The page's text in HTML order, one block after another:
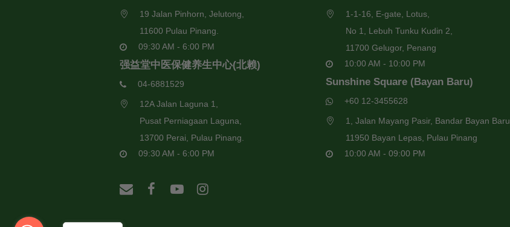
19 Jalan Pinhorn, Jelutong,
11600 Pulau Pinang.
09:30 AM - 6:00 PM
强益堂中医保健养生中心(北赖)
04-6881529
12A Jalan Laguna 1,
Pusat Perniagaan Laguna,
13700 Perai, Pulau Pinang.
09:30 AM - 6:00 PM
1-1-16, E-gate, Lotus,
No 1, Lebuh Tunku Kudin 2,
11700 Gelugor, Penang
10:00 AM - 10:00 PM
Sunshine Square (Bayan Baru)
+60 12-3455628
1, Jalan Mayang Pasir, Bandar Bayan Baru,
11950 Bayan Lepas, Pulau Pinang
10:00 AM - 09:00 PM